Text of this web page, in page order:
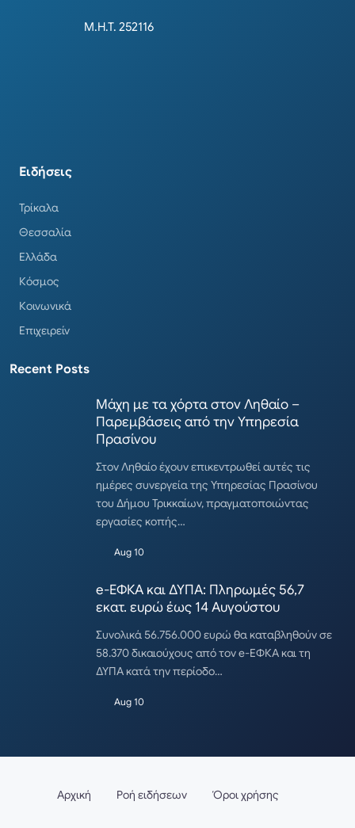
Μ.Η.Τ. 252116
Ειδήσεις
Τρίκαλα
Θεσσαλία
Ελλάδα
Κόσμος
Κοινωνικά
Επιχειρείν
Recent Posts
Μάχη με τα χόρτα στον Ληθαίο –
Παρεμβάσεις από την Υπηρεσία
Πρασίνου
Στον Ληθαίο έχουν επικεντρωθεί αυτές τις
ημέρες συνεργεία της Υπηρεσίας Πρασίνου
του Δήμου Τρικκαίων, πραγματοποιώντας
εργασίες κοπής…
Aug 10
e-ΕΦΚΑ και ΔΥΠΑ: Πληρωμές 56,7
εκατ. ευρώ έως 14 Αυγούστου
Συνολικά 56.756.000 ευρώ θα καταβληθούν σε
58.370 δικαιούχους από τον e-ΕΦΚΑ και τη
ΔΥΠΑ κατά την περίοδο…
Aug 10
Αρχική Ροή ειδήσεων Όροι χρήσης